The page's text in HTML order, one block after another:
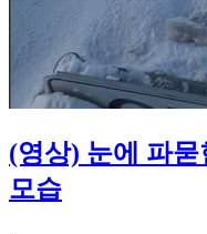
(영상) 눈에 파
모습